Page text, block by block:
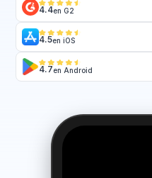
4.4en G2
4.5en iOS
4.7en Android